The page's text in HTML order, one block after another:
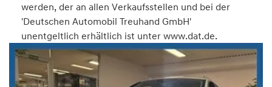
werden, der an allen Verkaufsstellen und bei der
'Deutschen Automobil Treuhand GmbH'
unentgeltlich erhältlich ist unter www.dat.de.